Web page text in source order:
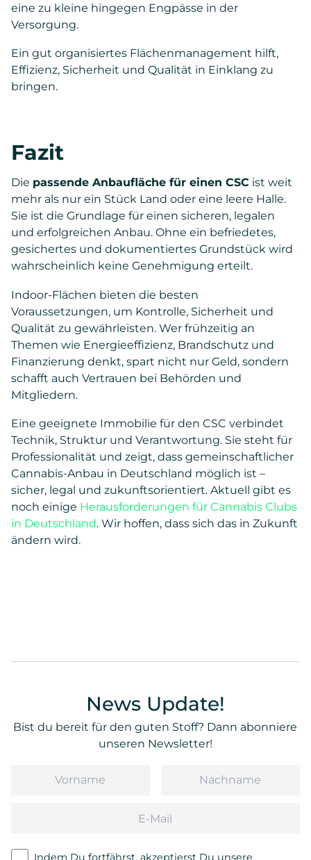
eine zu kleine hingegen Engpässe in der
Versorgung.
Ein gut organisiertes Flächenmanagement hilft,
Effizienz, Sicherheit und Qualität in Einklang zu
bringen.
Fazit
Die passende Anbaufläche für einen CSC ist weit
mehr als nur ein Stück Land oder eine leere Halle.
Sie ist die Grundlage für einen sicheren, legalen
und erfolgreichen Anbau. Ohne ein befriedetes,
gesichertes und dokumentiertes Grundstück wird
wahrscheinlich keine Genehmigung erteilt.
Indoor-Flächen bieten die besten
Voraussetzungen, um Kontrolle, Sicherheit und
Qualität zu gewährleisten. Wer frühzeitig an
Themen wie Energieeffizienz, Brandschutz und
Finanzierung denkt, spart nicht nur Geld, sondern
schafft auch Vertrauen bei Behörden und
Mitgliedern.
Eine geeignete Immobilie für den CSC verbindet
Technik, Struktur und Verantwortung. Sie steht für
Professionalität und zeigt, dass gemeinschaftlicher
Cannabis-Anbau in Deutschland möglich ist –
sicher, legal und zukunftsorientiert. Aktuell gibt es
noch einige Herausforderungen für Cannabis Clubs
in Deutschland. Wir hoffen, dass sich das in Zukunft
ändern wird.
News Update!
Bist du bereit für den guten Stoff? Dann abonniere
unseren Newsletter!
Indem Du fortfährst, akzeptierst Du unsere